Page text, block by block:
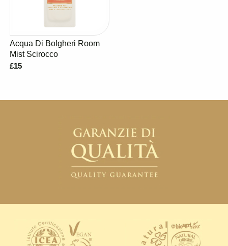
Acqua Di Bolgheri Room
Mist Scirocco
£15